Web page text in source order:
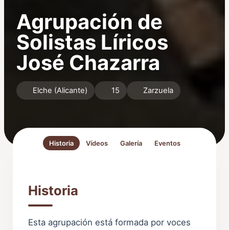
Agrupación de
Solistas Líricos
José Chazarra
Elche (Alicante) 15 Zarzuela
Historia Vídeos Galería Eventos
Historia
Esta agrupación está formada por voces